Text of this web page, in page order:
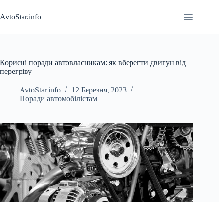
до
вмісту
AvtoStar.info
Корисні поради автовласникам: як вберегти двигун від
перегріву
AvtoStar.info
12 Березня, 2023
Поради автомобілістам